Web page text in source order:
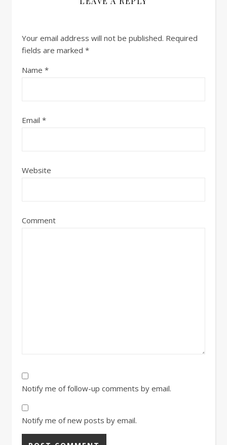
Your email address will not be published. Required
fields are marked *
Name *
Email *
Website
Comment
Notify me of follow-up comments by email.
Notify me of new posts by email.